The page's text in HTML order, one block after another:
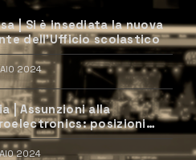
| Si è insediata la nuova
dell’Ufficio scolastico
2024
| Assunzioni alla
posizioni
e come candidarsi
2024